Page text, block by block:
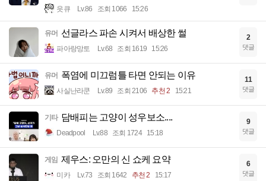
읏큐 Lv.86 조회 1066 15:26
유머 선글라스 파손 시켜서 배상한 썰
파아랑망토 Lv.68 조회 1619 15:26
2
댓글
유머 폭염에 미끄럼틀 타면 안되는 이유
사실난라쿤 Lv.89 조회 2106 추천 2 15:21
11
댓글
기타 담배피는 고양이 성우보소....
Deadpool Lv.88 조회 1724 15:18
9
댓글
게임 제우스: 오만의 신 쇼케 요약
미카 Lv.73 조회 1642 추천 2 15:17
6
댓글